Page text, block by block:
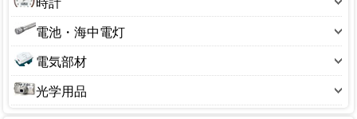
もちつき機
換気扇
小型調理家電
食器乾燥機
消火器
電気スタンド
延長コード・器具コード
電源アダプター
電線モール
セキュリティ用品
チャイム・インターホン
電話機
防犯カメラ
時計
掛け時計
目覚まし時計
腕時計
電池・海中電灯
懐中電灯
乾電池
電気部材
キャップ・ボディ
ステッカー
光学用品